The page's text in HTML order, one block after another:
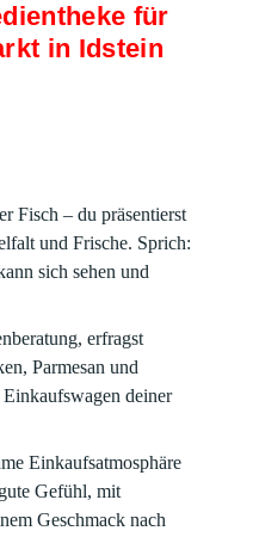
für
in Idstein
Fisch – du präsentierst
und Frische. Sprich:
sich sehen und
erfragst
Parmesan und
deiner
Einkaufsatmosphäre
Gefühl, mit
Geschmack nach